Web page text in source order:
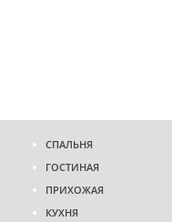
СПАЛЬНЯ
ГОСТИНАЯ
ПРИХОЖАЯ
КУХНЯ